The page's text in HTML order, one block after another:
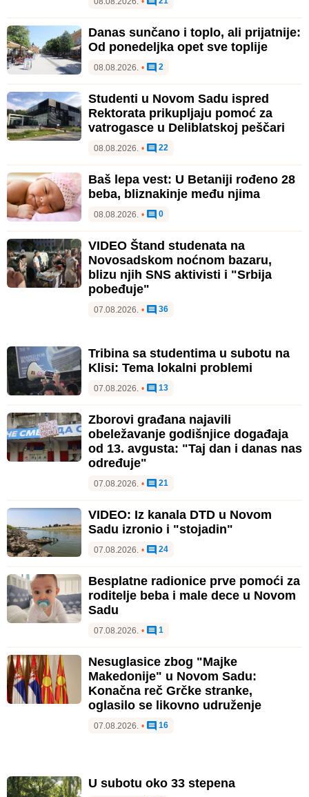
Danas sunčano i toplo, ali prijatnije:
Od ponedeljka opet sve toplije
08.08.2026. • 2
Studenti u Novom Sadu ispred
Rektorata prikupljaju pomoć za
vatrogasce u Deliblatskoj peščari
08.08.2026. • 22
Baš lepa vest: U Betaniji rođeno 28
beba, bliznakinje među njima
08.08.2026. • 0
VIDEO Štand studenata na
Novosadskom noćnom bazaru,
blizu njih SNS aktivisti i "Srbija
pobeđuje"
07.08.2026. • 36
Tribina sa studentima u subotu na
Klisi: Tema lokalni problemi
07.08.2026. • 13
Zborovi građana najavili
obeležavanje godišnjice događaja
od 13. avgusta: "Taj dan i danas nas
određuje"
07.08.2026. • 21
VIDEO: Iz kanala DTD u Novom
Sadu izronio i "stojadin"
07.08.2026. • 24
Besplatne radionice prve pomoći za
roditelje beba i male dece u Novom
Sadu
07.08.2026. • 1
Nesuglasice zbog "Majke
Makedonije" u Novom Sadu:
Konačna reč Grčke stranke,
oglasilo se likovno udruženje
07.08.2026. • 16
U subotu oko 33 stepena